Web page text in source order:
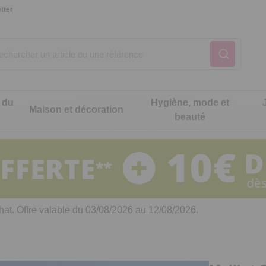
cuisine
Notre produit du
Notre produit du
Maison et décoration
Notre produit du
Hygiène, mode et
beauté
intimité
Notre produit du
Notre produit du
Notre produit du
Offre valable du 03/08/2026 au 12/08/2026.